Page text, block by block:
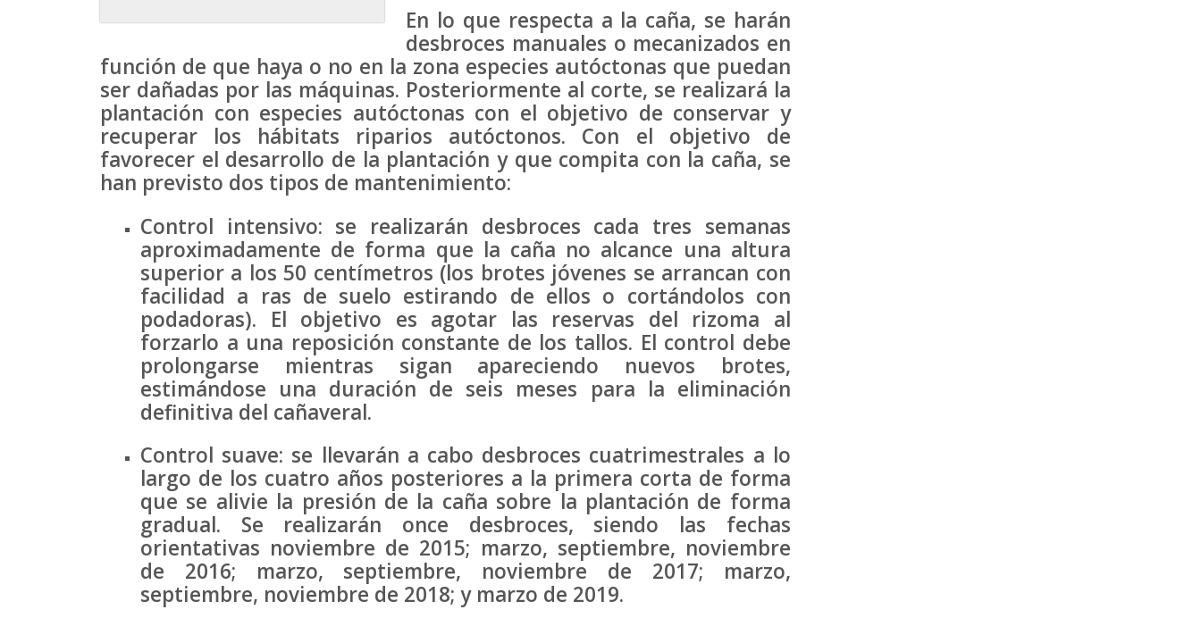
En lo que respecta a la caña, se harán
desbroces manuales o mecanizados en
función de que haya o no en la zona especies autóctonas que puedan
ser dañadas por las máquinas. Posteriormente al corte, se realizará la
plantación con especies autóctonas con el objetivo de conservar y
recuperar los hábitats riparios autóctonos. Con el objetivo de
favorecer el desarrollo de la plantación y que compita con la caña, se
han previsto dos tipos de mantenimiento:
Control intensivo: se realizarán desbroces cada tres semanas
aproximadamente de forma que la caña no alcance una altura
superior a los 50 centímetros (los brotes jóvenes se arrancan con
facilidad a ras de suelo estirando de ellos o cortándolos con
podadoras). El objetivo es agotar las reservas del rizoma al
forzarlo a una reposición constante de los tallos. El control debe
prolongarse mientras sigan apareciendo nuevos brotes,
estimándose una duración de seis meses para la eliminación
definitiva del cañaveral.
Control suave: se llevarán a cabo desbroces cuatrimestrales a lo
largo de los cuatro años posteriores a la primera corta de forma
que se alivie la presión de la caña sobre la plantación de forma
gradual. Se realizarán once desbroces, siendo las fechas
orientativas noviembre de 2015; marzo, septiembre, noviembre
de 2016; marzo, septiembre, noviembre de 2017; marzo,
septiembre, noviembre de 2018; y marzo de 2019.